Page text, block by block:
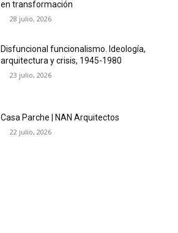
en transformación
28 julio, 2026
Disfuncional funcionalismo. Ideología,
arquitectura y crisis, 1945-1980
23 julio, 2026
Casa Parche | NAN Arquitectos
22 julio, 2026